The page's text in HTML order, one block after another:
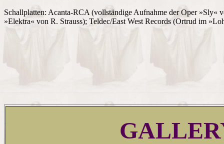
Schallplatten: Acanta-RCA (vollständige Aufnahme der Oper »Sly«
»Elektra« von R. Strauss); Teldec/East West Records (Ortrud im